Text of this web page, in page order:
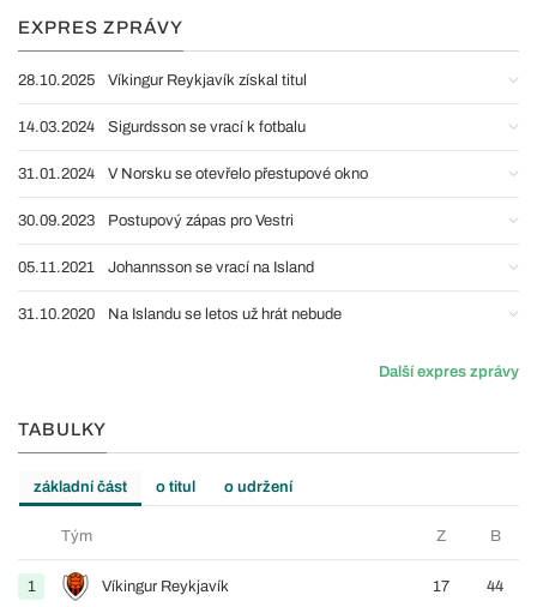
EXPRES ZPRÁVY
28.10.2025 Víkingur Reykjavík získal titul
14.03.2024 Sigurdsson se vrací k fotbalu
31.01.2024 V Norsku se otevřelo přestupové okno
30.09.2023 Postupový zápas pro Vestri
05.11.2021 Johannsson se vrací na Island
31.10.2020 Na Islandu se letos už hrát nebude
Další expres zprávy
TABULKY
základní část o titul o udržení
Tým Z B
1 Víkingur Reykjavík 17 44